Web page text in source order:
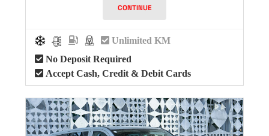
CONTINUE
Unlimited KM
No Deposit Required
Accept Cash, Credit & Debit Cards